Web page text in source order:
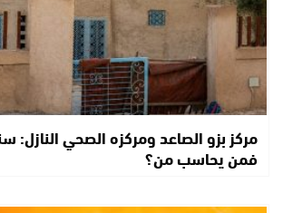
مركز بزو الصاعد ومركزه الصحي النازل:
فمن يحاسب من؟